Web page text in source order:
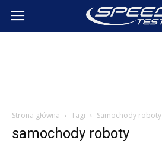
SpeedTest.pl
Strona główna Tagi Samochody roboty
samochody roboty